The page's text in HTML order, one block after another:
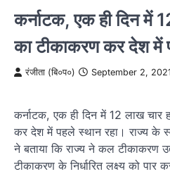
कर्नाटक, एक ही दिन में
का टीकाकरण कर देश में
रंजीता (बि०प०) September 2, 2021
कर्नाटक, एक ही दिन में 12 लाख चार
कर देश में पहले स्थान रहा। राज्य के
ने बताया कि राज्य ने कल टीकाकरण
टीकाकरण के निर्धारित लक्ष्य को पार